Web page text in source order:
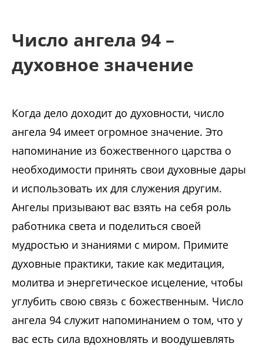
Число ангела 94 –
духовное значение
Когда дело доходит до духовности, число
ангела 94 имеет огромное значение. Это
напоминание из божественного царства о
необходимости принять свои духовные дары
и использовать их для служения другим.
Ангелы призывают вас взять на себя роль
работника света и поделиться своей
мудростью и знаниями с миром. Примите
духовные практики, такие как медитация,
молитва и энергетическое исцеление, чтобы
углубить свою связь с божественным. Число
ангела 94 служит напоминанием о том, что у
вас есть сила вдохновлять и воодушевлять